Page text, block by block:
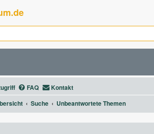
FAQ Kontakt
Suche Unbeantwortete Themen